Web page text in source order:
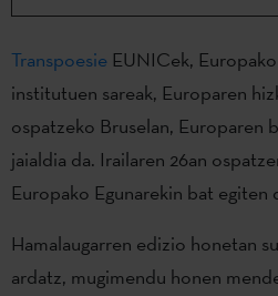
Transpoesie EUNICek,
institutuen sareak, Europaren
ospatzeko Bruselan, Europaren
jaialdia da. Irailaren 26an
Europako Egunarekin bat egiten
Hamalaugarren edizio honetan
ardatz, mugimendu honen